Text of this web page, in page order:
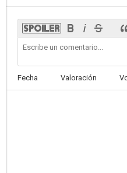
Fecha Valoración